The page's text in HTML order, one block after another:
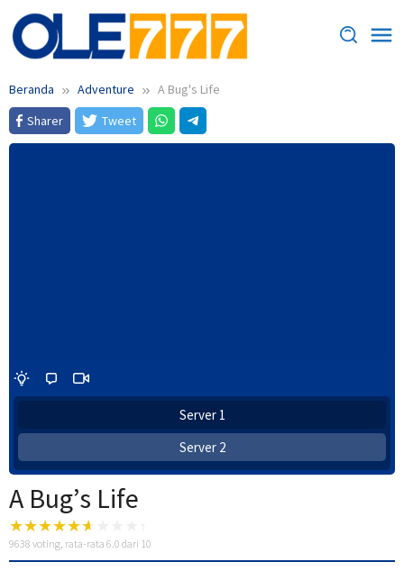
Loncat
ke
konten
Beranda Adventure
A Bug's Life
Sharer
Tweet
Server 1
Server 2
A Bug’s Life
9638 voting, rata-rata 6.0 dari 10